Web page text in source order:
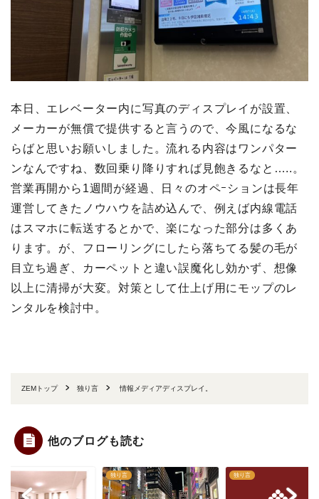
本日、エレベーター内に写真のディスプレイが設置、
メーカーが無償で提供すると言うので、今風になるな
らばと思いお願いしました。流れる内容はワンパター
ンなんですね、数回乗り降りすれば見飽きるなと…..。
営業再開から1週間が経過、日々のオペｰションは長年
運営してきたノウハウを詰め込んで、例えば内線電話
はスマホに転送するとかで、楽になった部分は多くあ
ります。が、フローリングにしたら落ちてる髪の毛が
目立ち過ぎ、カーペットと違い誤魔化し効かず、想像
以上に清掃が大変。対策として仕上げ用にモップのレ
ンタルを検討中。
ZEMトップ 独り言 情報メディアディスプレイ。
他のブログも読む
独り言 独り言